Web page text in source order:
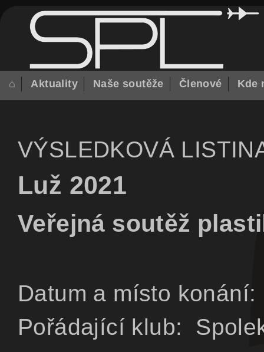
⌂ Aktuality Naše soutěže Členové Kde
VÝSLEDKOVÁ
Luž 2021
Veřejná soutěž
Datum a místo
Pořádající klub: